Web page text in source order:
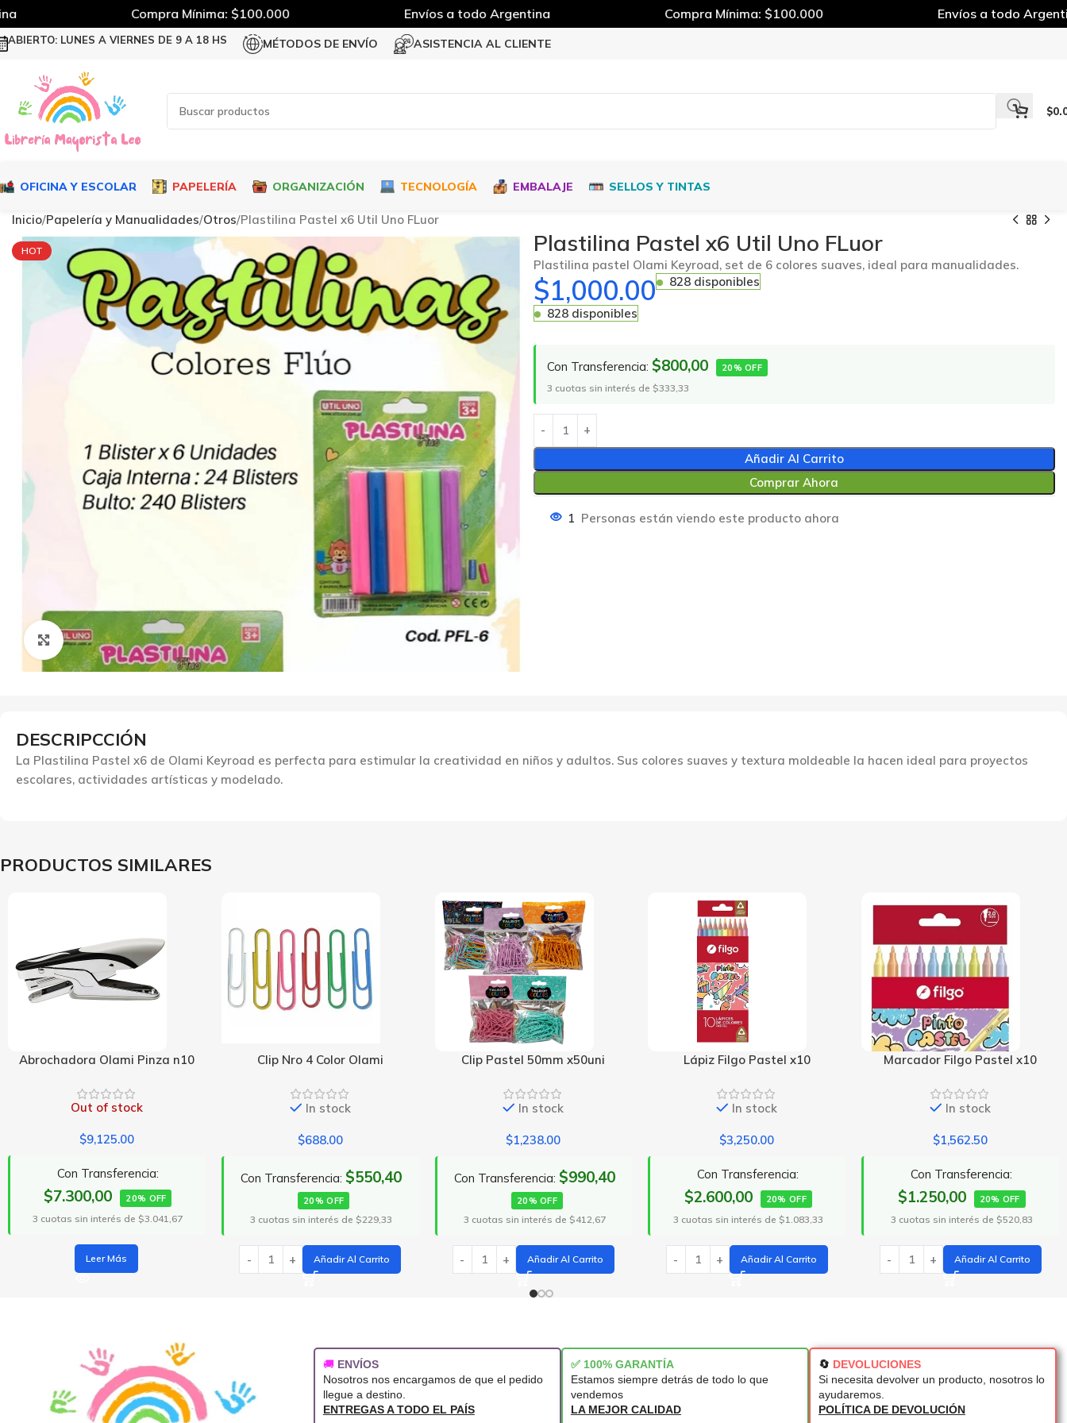
ABIERTO: LUNES A VIERNES DE 9 A 18 HS MÉTODOS DE ENVÍO ASISTENCIA AL CLIENTE
$
OFICINA Y ESCOLAR PAPELERÍA ORGANIZACIÓN TECNOLOGÍA EMBALAJE SELLOS Y TINTAS
Inicio Papelería y Manualidades Otros Plastilina Pastel x6 Util Uno FLuor
HOT
Click to enlarge
Plastilina Pastel x6 Util Uno FLuor
Plastilina pastel Olami Keyroad, set de 6 colores suaves, ideal para manualidades.
$1,000.00 828 disponibles
828 disponibles
Con Transferencia: $800,00 20% OFF
3 cuotas sin interés de $333,33
Añadir Al Carrito
Comprar Ahora
1 Personas están viendo este producto ahora
DESCRIPCCIÓN
La Plastilina Pastel x6 de Olami Keyroad es perfecta para estimular la creatividad en niños y adultos. Sus colores suaves y textura moldeable la hacen ideal para proyectos
escolares, actividades artísticas y modelado.
PRODUCTOS SIMILARES
Clip Nro 4 Color Olami
In stock
$688.00
Con Transferencia:$550,40
20% OFF
3 cuotas sin interés de $229,33
Añadir Al Carrito
Clip Pastel 50mm x50uni
In stock
$1,238.00
Con Transferencia:$990,40
20% OFF
3 cuotas sin interés de $412,67
Añadir Al Carrito
Lápiz Filgo Pastel x10
In stock
$3,250.00
Con Transferencia:
$2.600,00
3 cuotas sin interés de $1.083,33
Añadir Al Carrito
Marcador Filgo Pastel x10
In stock
$1,562.50
Con Transferencia:
$1.250,00 20% OFF
3 cuotas sin interés de $520,83
Añadir Al Carrito
Masa Gitto dido 200g
In stock
$4,000.00
Con Transferencia:
$3.200,00 20% OFF
3 cuotas sin interés de $1.333,33
Seleccionar Opciones
🚚 ENVÍOS
Nosotros nos encargamos de que el pedido
llegue a destino.
ENTREGAS A TODO EL PAÍS
✅ 100% GARANTÍA
Estamos siempre detrás de todo lo que
vendemos
LA MEJOR CALIDAD
🔄 DEVOLUCIONES
Si necesita devolver un producto, nosotros lo
ayudaremos.
POLÍTICA DE DEVOLUCIÓN
Compra Mínima: $100.000 Envíos a todo Argentina Compra Mínima: $100.000 Envíos a todo